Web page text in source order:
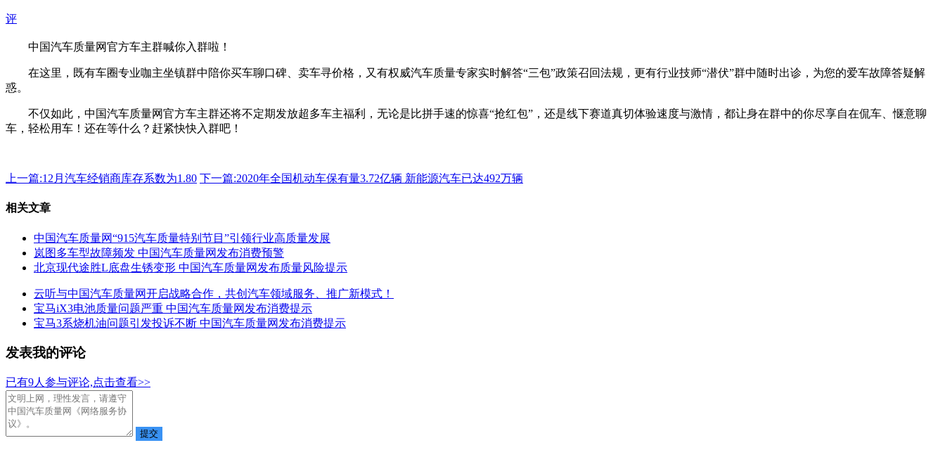
评
中国汽车质量网官方车主群喊你入群啦！
在这里，既有车圈专业咖主坐镇群中陪你买车聊口碑、卖车寻价格，又有权威汽车质量专家实时解答“三包”政策召回法规，更有行业技师“潜伏”群中随时出诊，为您的爱车故障答疑解
惑。
不仅如此，中国汽车质量网官方车主群还将不定期发放超多车主福利，无论是比拼手速的惊喜“抢红包”，还是线下赛道真切体验速度与激情，都让身在群中的你尽享自在侃车、惬意聊
车，轻松用车！还在等什么？赶紧快快入群吧！
上一篇:12月汽车经销商库存系数为1.80 下一篇:2020年全国机动车保有量3.72亿辆 新能源汽车已达492万辆
相关文章
中国汽车质量网“915汽车质量特别节目”引领行业高质量发展
岚图多车型故障频发 中国汽车质量网发布消费预警
北京现代途胜L底盘生锈变形 中国汽车质量网发布质量风险提示
云听与中国汽车质量网开启战略合作，共创汽车领域服务、推广新模式！
宝马iX3电池质量问题严重 中国汽车质量网发布消费提示
宝马3系烧机油问题引发投诉不断 中国汽车质量网发布消费提示
发表我的评论
已有9人参与评论,点击查看>>